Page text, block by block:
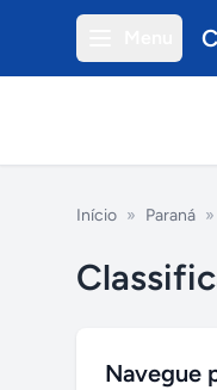
Início » Paraná »
Navegue